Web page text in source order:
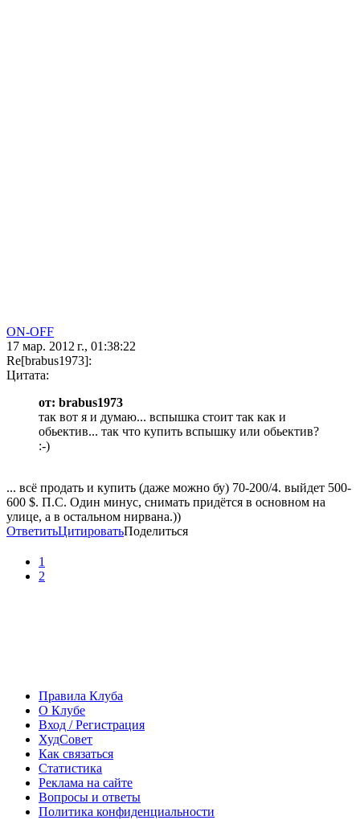
ON-OFF
17 мар. 2012 г., 01:38:22
Re[brabus1973]:
Цитата:
от: brabus1973
так вот я и думаю... вспышка стоит так как и
обьектив... так что купить вспышку или обьектив?
:-)
... всё продать и купить (даже можно бу) 70-200/4. выйдет 500-
600 $. П.С. Один минус, снимать придётся в основном на
улице, а в остальном нирвана.))
ОтветитьЦитироватьПоделиться
1
2
Правила Клуба
О Клубе
Вход / Регистрация
ХудСовет
Как связаться
Статистика
Реклама на сайте
Вопросы и ответы
Политика конфиденциальности